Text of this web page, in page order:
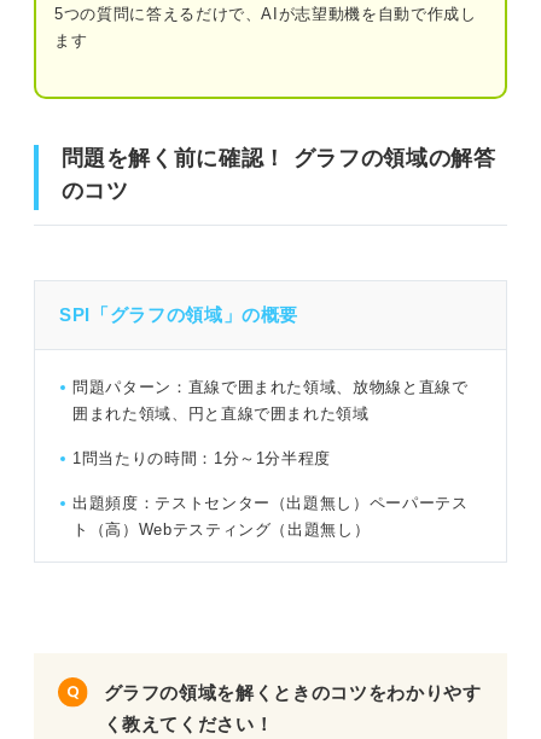
5つの質問に答えるだけで、AIが志望動機を自動で作成し
ます
問題を解く前に確認！ グラフの領域の解答
のコツ
SPI「グラフの領域」の概要
問題パターン：直線で囲まれた領域、放物線と直線で
囲まれた領域、円と直線で囲まれた領域
1問当たりの時間：1分～1分半程度
出題頻度：テストセンター（出題無し）ペーパーテス
ト（高）Webテスティング（出題無し）
グラフの領域を解くときのコツをわかりやす
く教えてください！
問題を解く前に確認！ グラフの領域の解答のコツ
x=aのグラフ
y=aのグラフ
y=xのグラフ
y=x^2のグラフ
円(x^2＋y^2＝r^2)のグラフ
SPI「グラフの領域」練習問題6問｜山田さんによる解き
問題2（難易度：★★★☆☆）